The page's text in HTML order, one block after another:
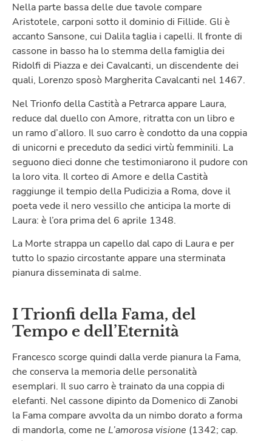
Nella parte bassa delle due tavole compare
Aristotele, carponi sotto il dominio di Fillide. Gli è
accanto Sansone, cui Dalila taglia i capelli. Il fronte di
cassone in basso ha lo stemma della famiglia dei
Ridolfi di Piazza e dei Cavalcanti, un discendente dei
quali, Lorenzo sposò Margherita Cavalcanti nel 1467.
Nel Trionfo della Castità a Petrarca appare Laura,
reduce dal duello con Amore, ritratta con un libro e
un ramo d’alloro. Il suo carro è condotto da una coppia
di unicorni e preceduto da sedici virtù femminili. La
seguono dieci donne che testimoniarono il pudore con
la loro vita. Il corteo di Amore e della Castità
raggiunge il tempio della Pudicizia a Roma, dove il
poeta vede il nero vessillo che anticipa la morte di
Laura: è l’ora prima del 6 aprile 1348.
La Morte strappa un capello dal capo di Laura e per
tutto lo spazio circostante appare una sterminata
pianura disseminata di salme.
I Trionfi della Fama, del
Tempo e dell’Eternità
Francesco scorge quindi dalla verde pianura la Fama,
che conserva la memoria delle personalità
esemplari. Il suo carro è trainato da una coppia di
elefanti. Nel cassone dipinto da Domenico di Zanobi
la Fama compare avvolta da un nimbo dorato a forma
di mandorla, come ne L’amorosa visione (1342; cap.